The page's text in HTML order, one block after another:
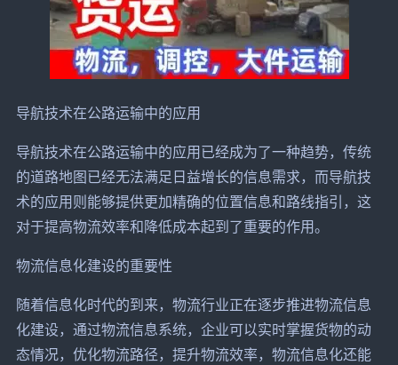
导航技术在公路运输中的应用
导航技术在公路运输中的应用已经成为了一种趋势，传统
的道路地图已经无法满足日益增长的信息需求，而导航技
术的应用则能够提供更加精确的位置信息和路线指引，这
对于提高物流效率和降低成本起到了重要的作用。
物流信息化建设的重要性
随着信息化时代的到来，物流行业正在逐步推进物流信息
化建设，通过物流信息系统，企业可以实时掌握货物的动
态情况，优化物流路径，提升物流效率，物流信息化还能